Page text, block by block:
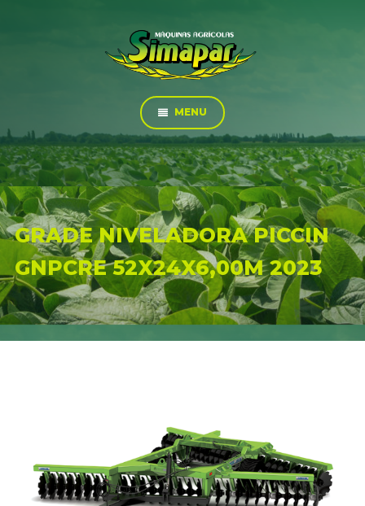
MENU
GRADE NIVELADORA PICCIN
GNPCRE 52X24X6,00M 2023